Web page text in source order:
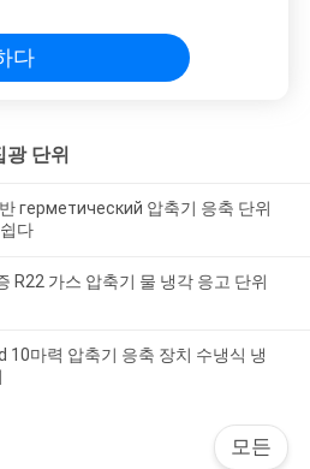
다
단위
герметический 압축기 응축 단위
다
R22 가스 압축기 물 냉각 응고 단위
10마력 압축기 응축 장치 수냉식 냉
모든